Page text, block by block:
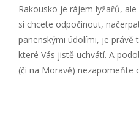
Rakousko je rájem lyžařů,
si chcete odpočinout,
panenskými údolími, je právě
které Vás jistě uchvátí. A
(či na Moravě) nezapomeňte